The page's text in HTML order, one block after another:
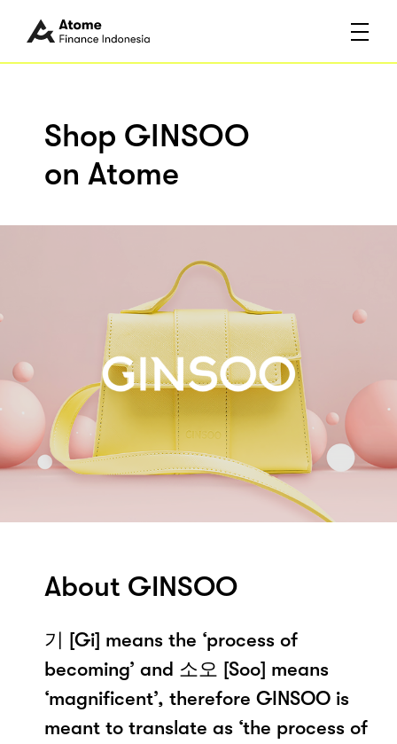
Shop GINSOO
on Atome
About GINSOO
기 [Gi] means the ‘process of
becoming’ and 소오 [Soo] means
‘magnificent’, therefore GINSOO is
meant to translate as ‘the process of